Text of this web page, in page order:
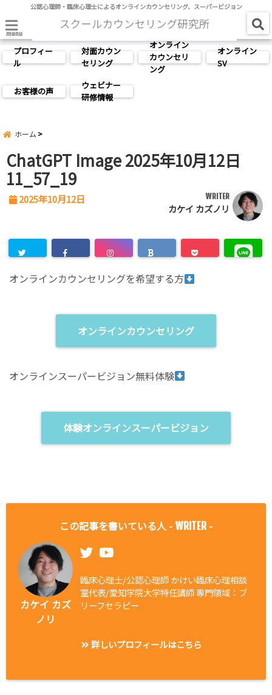
公認心理師・臨床心理士によるオンラインカウンセリング、スーパービジョン
menu
プロフィー
ル
対面カウン
セリング
オンライン
カウンセリ
ング
オンライン
SV
お客様の声
ウェビナー
研修情報
ホーム
ChatGPT Image 2025年10月12日
11_57_19
2025年10月12日 WRITER
カケイ カズノリ
オンラインカウンセリングを希望する方
オンラインカウンセリング
オンラインスーパービジョン無料体験
体験オンラインスーパービジョン
この記事を書いている人 - WRITER -
カケイ カズ
ノリ
臨床心理士/公認心理師 かけい臨床心理相談
室代表/愛知学院大学特任講師 専門領域：ブ
リーフセラピー
詳しいプロフィールはこちら